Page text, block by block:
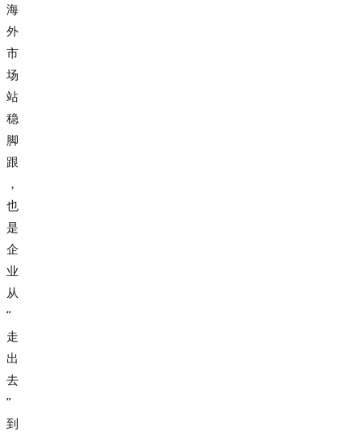
海
外
市
场
站
稳
脚
跟
，
也
是
企
业
从
“
走
出
去
”
到